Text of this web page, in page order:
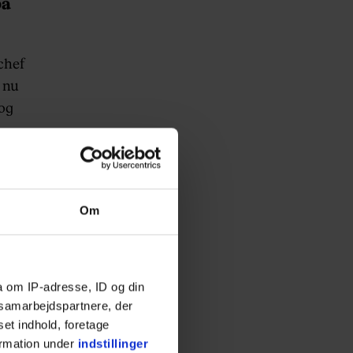
Om
om IP-adresse, ID og din
der
indhold, foretage
under indstillinger